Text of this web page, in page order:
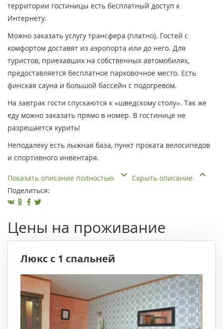
территории гостиницы есть бесплатный доступ к
Интернету.
Можно заказать услугу трансфера (платно). Гостей с
комфортом доставят из аэропорта или до него. Для
туристов, приехавших на собственных автомобилях,
предоставляется бесплатное парковочное место. Есть
финская сауна и большой бассейн с подогревом.
На завтрак гости спускаются к «шведскому столу». Так же
еду можно заказать прямо в номер. В гостинице не
разрешается курить!
Неподалеку есть лыжная база, пункт проката велосипедов
и спортивного инвентаря.
Показать описание полностью
Скрыть описание
Поделиться:
Цены на проживание
Люкс с 1 спальней